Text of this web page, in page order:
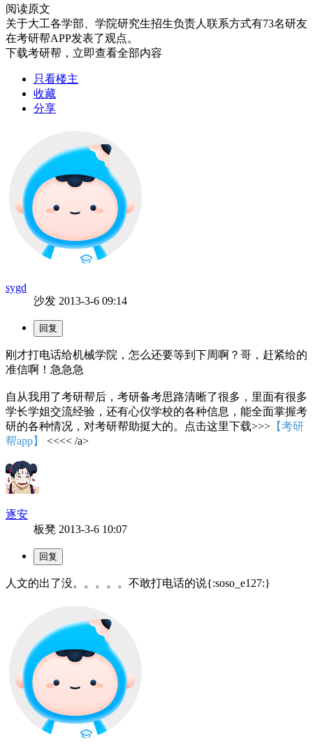
阅读原文
关于大工各学部、学院研究生招生负责人联系方式有73名研友
在考研帮APP发表了观点。
下载考研帮，立即查看全部内容
只看楼主
收藏
分享
sygd
沙发 2013-3-6 09:14
刚才打电话给机械学院，怎么还要等到下周啊？哥，赶紧给的
准信啊！急急急
自从我用了考研帮后，考研备考思路清晰了很多，里面有很多
学长学姐交流经验，还有心仪学校的各种信息，能全面掌握考
研的各种情况，对考研帮助挺大的。点击这里下载>>> 【考研
帮app】
<<<< /a>
逐安
板凳 2013-3-6 10:07
人文的出了没。。。。。不敢打电话的说{:soso_e127:}